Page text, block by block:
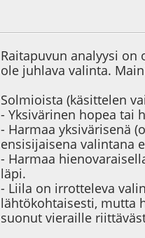
Raitapuvun analyysi on
ole juhlava valinta.
Solmioista (käsittelen
- Yksivärinen hopea tai
- Harmaa yksivärisenä
ensisijaisena valintana
- Harmaa
läpi.
- Liila on irrotteleva
lähtökohtaisesti, mutta
suonut vieraille